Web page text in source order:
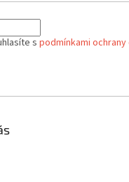
s podmínkami